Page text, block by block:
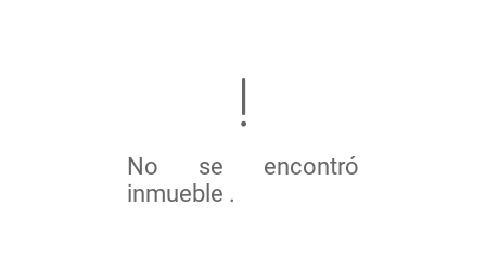
No se encontró
inmueble .